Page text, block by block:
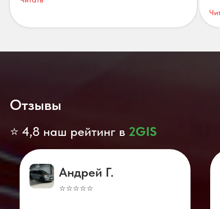
Отзывы
⭐ 4,8 наш рейтинг в 2GIS
Андрей Г.
⭐⭐⭐⭐⭐